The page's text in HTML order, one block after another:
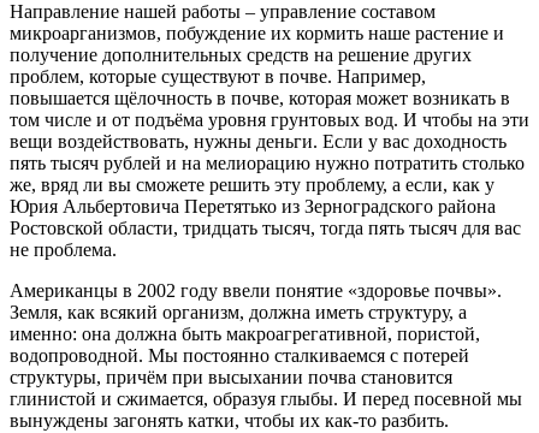
Направление нашей работы – управление составом
микроарганизмов, побуждение их кормить наше растение и
получение дополнительных средств на решение других
проблем, которые существуют в почве. Например,
повышается щёлочность в почве, которая может возникать в
том числе и от подъёма уровня грунтовых вод. И чтобы на эти
вещи воздействовать, нужны деньги. Если у вас доходность
пять тысяч рублей и на мелиорацию нужно потратить столько
же, вряд ли вы сможете решить эту проблему, а если, как у
Юрия Альбертовича Перетятько из Зерноградского района
Ростовской области, тридцать тысяч, тогда пять тысяч для вас
не проблема.
Американцы в 2002 году ввели понятие «здоровье почвы».
Земля, как всякий организм, должна иметь структуру, а
именно: она должна быть макроагрегативной, пористой,
водопроводной. Мы постоянно сталкиваемся с потерей
структуры, причём при высыхании почва становится
глинистой и сжимается, образуя глыбы. И перед посевной мы
вынуждены загонять катки, чтобы их как-то разбить.